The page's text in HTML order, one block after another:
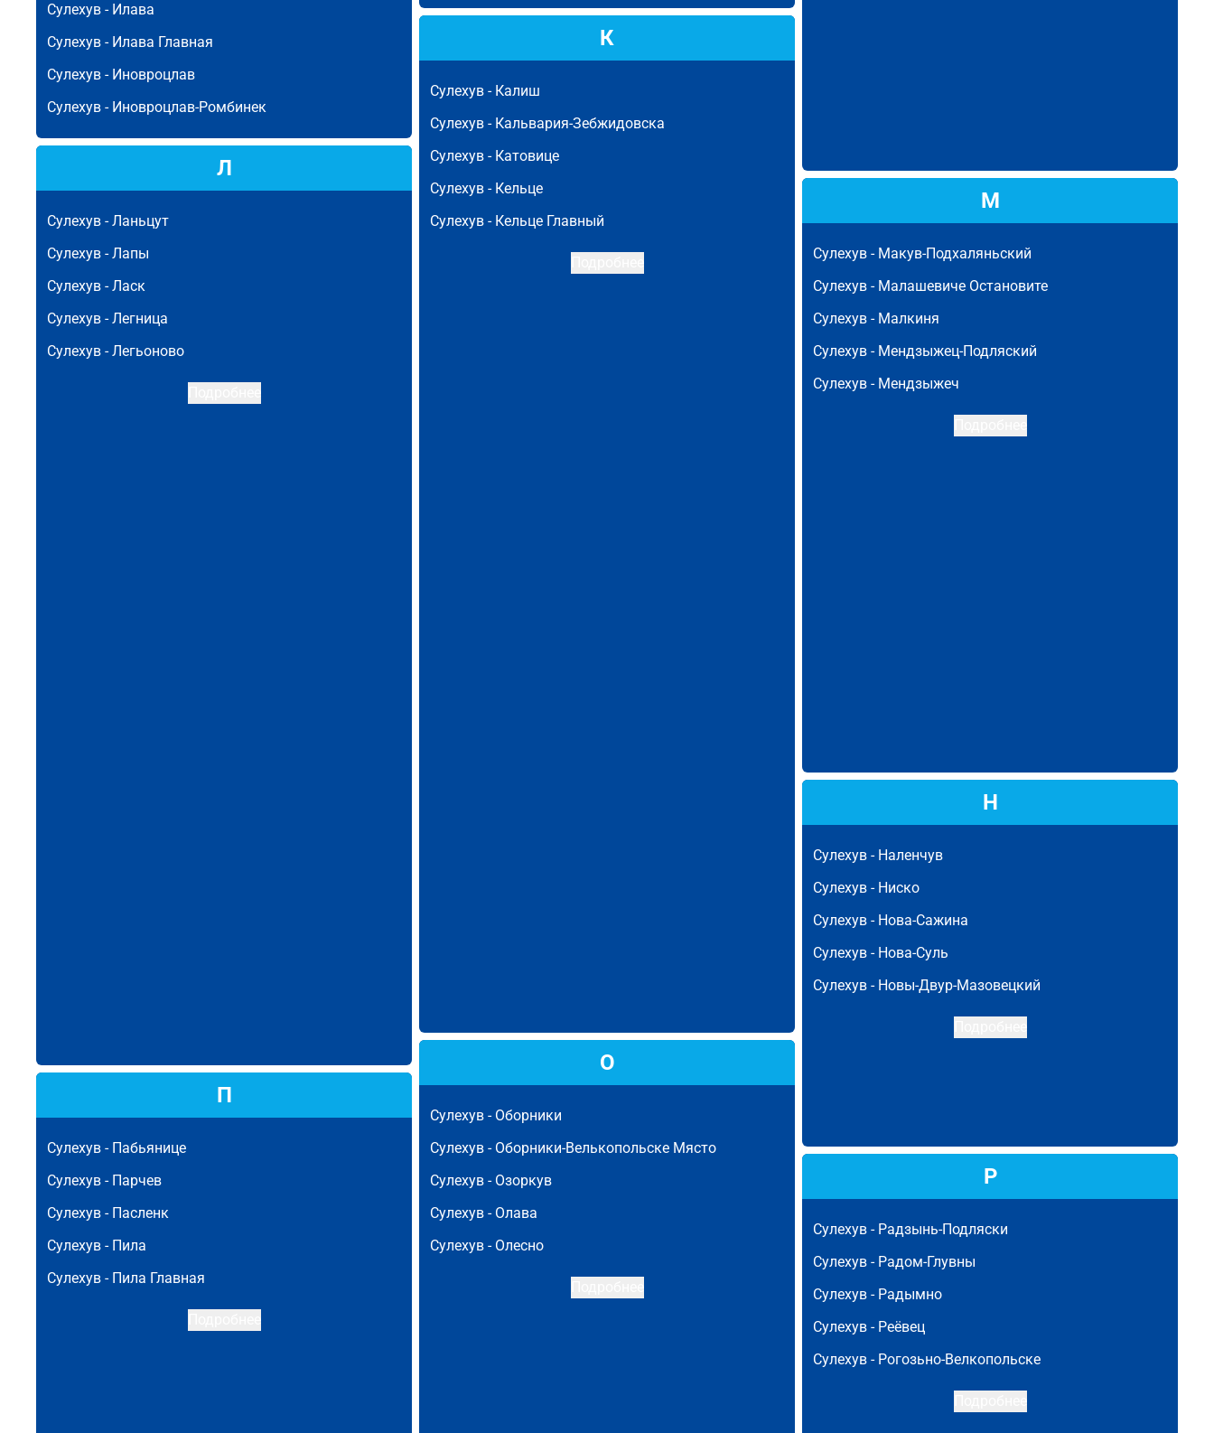
Сулехув - Илава
Сулехув - Илава Главная
Сулехув - Иновроцлав
Сулехув - Иновроцлав-Ромбинек
К
Сулехув - Калиш
Сулехув - Кальвария-Зебжидовска
Сулехув - Катовице
Сулехув - Кельце
Сулехув - Кельце Главный
Л
Сулехув -Ланьцут
Сулехув -Лапы
Сулехув -Ласк
Сулехув -Легница
Сулехув -Легьоново
М
Сулехув - Макув-Подхаляньский
Сулехув - Малашевиче Остановите
Сулехув - Малкиня
Сулехув - Мендзыжец-Подляский
Сулехув - Мендзыжеч
Н
Сулехув - Наленчув
Сулехув - Ниско
Сулехув - Нова-Сажина
Сулехув - Нова-Суль
Сулехув - Новы-Двур-Мазовецкий
О
Сулехув - Оборники
Сулехув - Оборники-Велькопольске Място
Сулехув - Озоркув
Сулехув - Олава
Сулехув - Олесно
П
Сулехув - Пабьянице
Сулехув - Парчев
Сулехув - Пасленк
Сулехув - Пила
Сулехув - Пила Главная
Р
Сулехув - Радзынь-Подляски
Сулехув - Радом-Глувны
Сулехув - Радымно
Сулехув - Реёвец
Сулехув - Рогозьно-Велкопольске